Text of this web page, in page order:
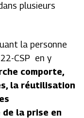
plusieurs
la personne
CSP en y
comporte,
la réutilisation
la prise en